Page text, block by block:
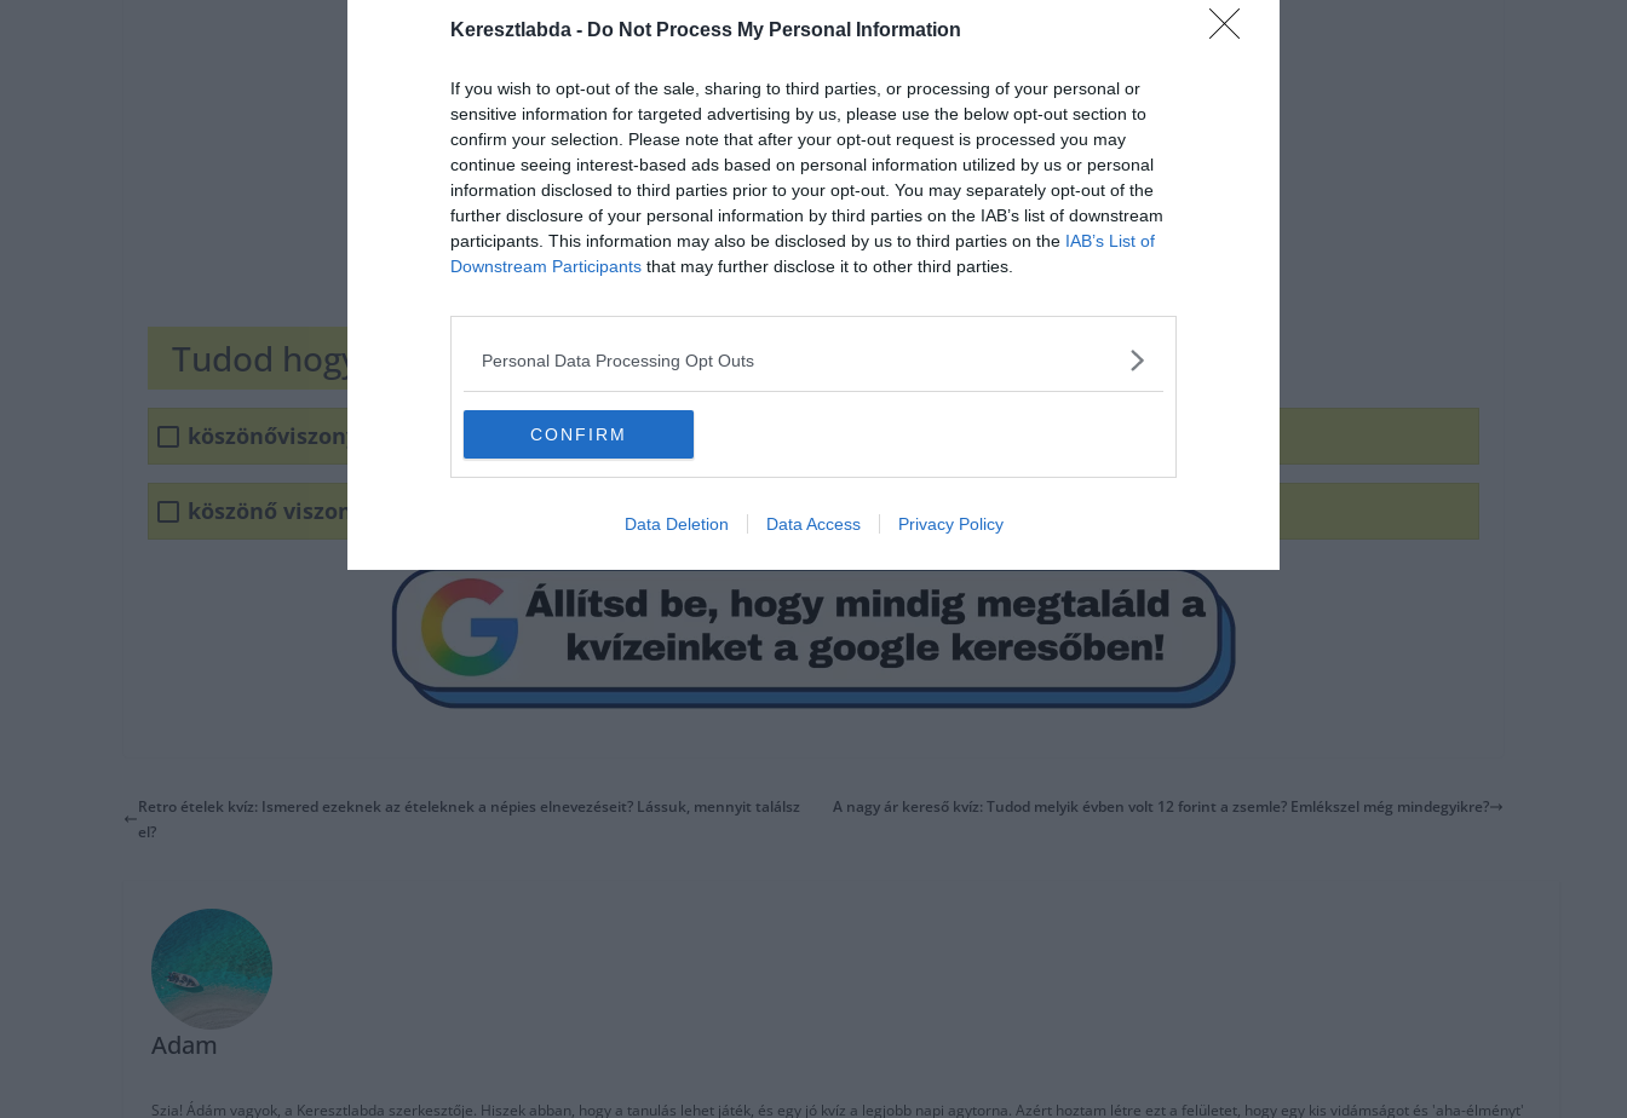
Keresztlabda - Do Not Process My Personal Information
If you wish to opt-out of the sale, sharing to third parties, or processing of your personal or
sensitive information for targeted advertising by us, please use the below opt-out section to
confirm your selection. Please note that after your opt-out request is processed you may
continue seeing interest-based ads based on personal information utilized by us or personal
information disclosed to third parties prior to your opt-out. You may separately opt-out of the
further disclosure of your personal information by third parties on the IAB’s list of downstream
participants. This information may also be disclosed by us to third parties on the IAB’s List of
Downstream Participants that may further disclose it to other third parties.
Personal Data Processing Opt Outs
CONFIRM
Data Deletion Data Access Privacy Policy
Tudod hogyan írjuk helyesen?
köszönőviszony
köszönő viszony
Retro ételek kvíz: Ismered ezeknek az ételeknek a népies elnevezéseit? Lássuk, mennyit találsz
el?
A nagy ár kereső kvíz: Tudod melyik évben volt 12 forint a zsemle? Emlékszel még mindegyikre?
Adam
Szia! Ádám vagyok, a Keresztlabda szerkesztője. Hiszek abban, hogy a tanulás lehet játék, és egy jó kvíz a legjobb napi agytorna. Azért hoztam létre ezt a felületet, hogy egy kis vidámságot és 'aha-élményt'